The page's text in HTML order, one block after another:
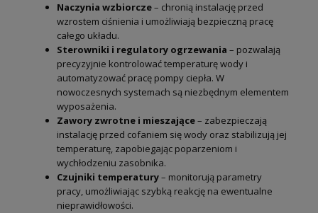
Naczynia wzbiorcze– chronią instalację przed
wzrostem ciśnienia i umożliwiają bezpieczną pracę
całego układu.
Sterowniki i regulatory ogrzewania – pozwalają
precyzyjnie kontrolować temperaturę wody i
automatyzować pracę pompy ciepła. W
nowoczesnych systemach są niezbędnym elementem
wyposażenia.
Zawory zwrotne i mieszające– zabezpieczają
instalację przed cofaniem się wody oraz stabilizują jej
temperaturę, zapobiegając poparzeniom i
wychłodzeniu zasobnika.
Czujniki temperatury– monitorują parametry
pracy, umożliwiając szybką reakcję na ewentualne
nieprawidłowości.